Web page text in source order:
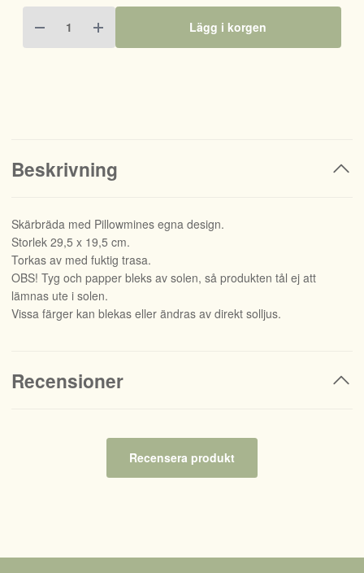
Lägg i korgen
Beskrivning
Skärbräda med Pillowmines egna design.
Storlek 29,5 x 19,5 cm.
Torkas av med fuktig trasa.
OBS! Tyg och papper bleks av solen, så produkten tål ej att
lämnas ute i solen.
Vissa färger kan blekas eller ändras av direkt solljus.
Recensioner
Recensera produkt